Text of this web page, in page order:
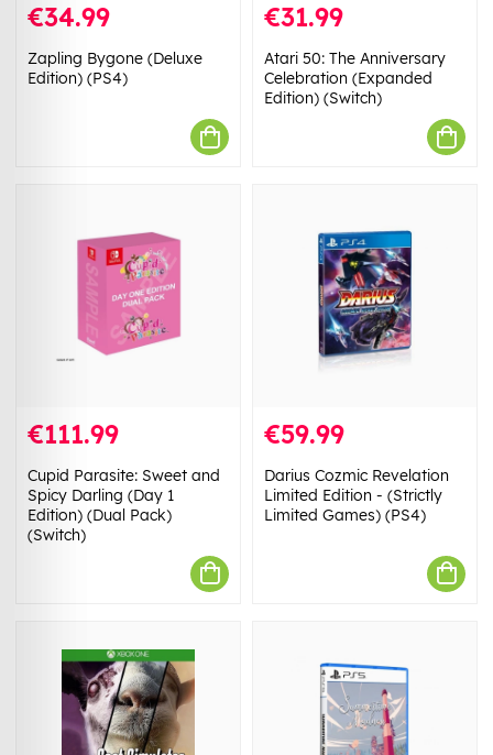
€34.99
Zapling Bygone (Deluxe
Edition) (PS4)
€31.99
Atari 50: The Anniversary
Celebration (Expanded
Edition) (Switch)
€111.99
Cupid Parasite: Sweet and
Spicy Darling (Day 1
Edition) (Dual Pack)
(Switch)
€59.99
Darius Cozmic Revelation
Limited Edition - (Strictly
Limited Games) (PS4)